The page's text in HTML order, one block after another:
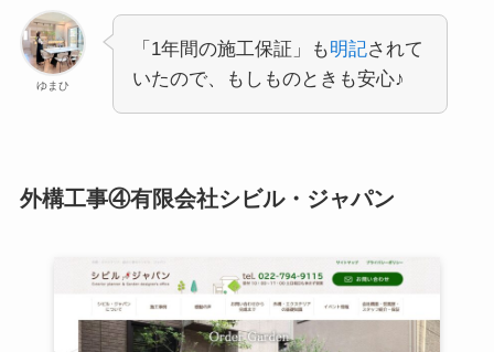
ゆまひ
「1年間の施工保証」も明記されて
いたので、もしものときも安心♪
外構工事④有限会社シビル・ジャパン